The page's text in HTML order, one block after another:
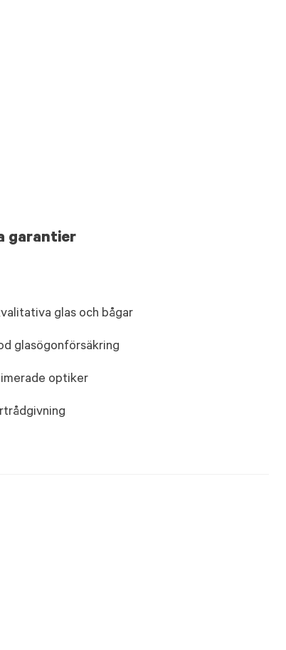
garantier
glas och bågar
glasögonförsäkring
optiker